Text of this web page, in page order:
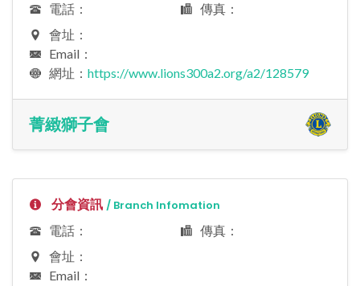
電話：
傳真：
會址：
Email：
網址： https://www.lions300a2.org/a2/128579
菁緻獅子會
分會資訊 / Branch Infomation
電話：
傳真：
會址：
Email：